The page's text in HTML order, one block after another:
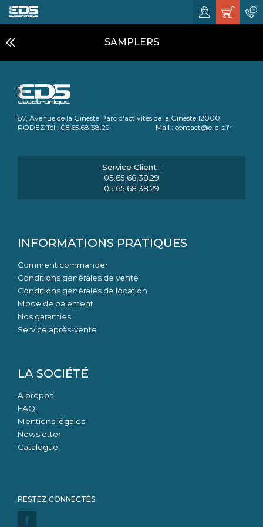
SAMPLERS
87, Avenue de la Gineste Parc d'activités de la Gineste 12000
RODEZ Tél : 05.65.68.38.29 Mail : contact@e-d-s.fr
05.65.68.38.29
05.65.68.38.29
INFORMATIONS PRATIQUES
Comment commander
Conditions générales de vente
Conditions générales de location
Mode de paiement
Nos garanties
Service après-vente
LA SOCIÉTÉ
A propos
FAQ
Mentions légales
Newsletter
Catalogue